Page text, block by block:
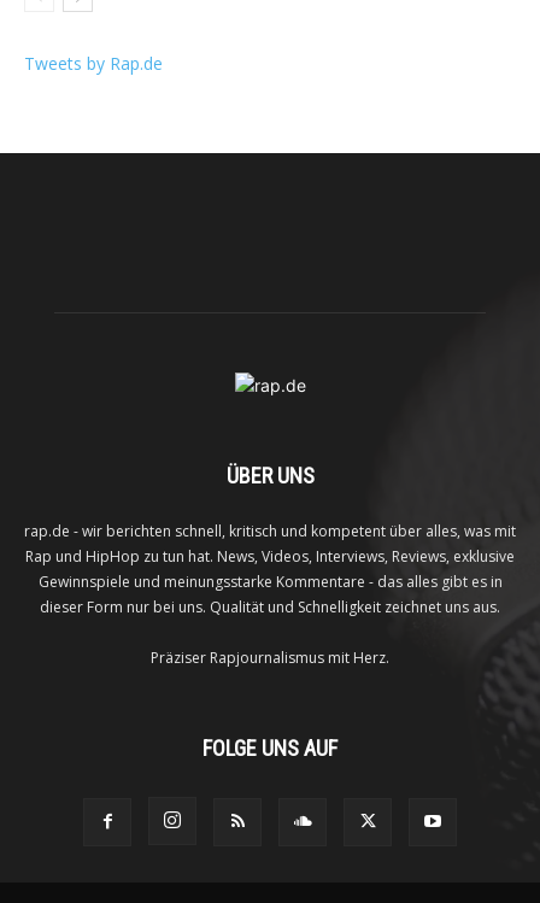
Tweets by Rap.de
ÜBER UNS
rap.de - wir berichten schnell, kritisch und kompetent über alles, was mit
Rap und HipHop zu tun hat. News, Videos, Interviews, Reviews, exklusive
Gewinnspiele und meinungsstarke Kommentare - das alles gibt es in
dieser Form nur bei uns. Qualität und Schnelligkeit zeichnet uns aus.
Präziser Rapjournalismus mit Herz.
FOLGE UNS AUF